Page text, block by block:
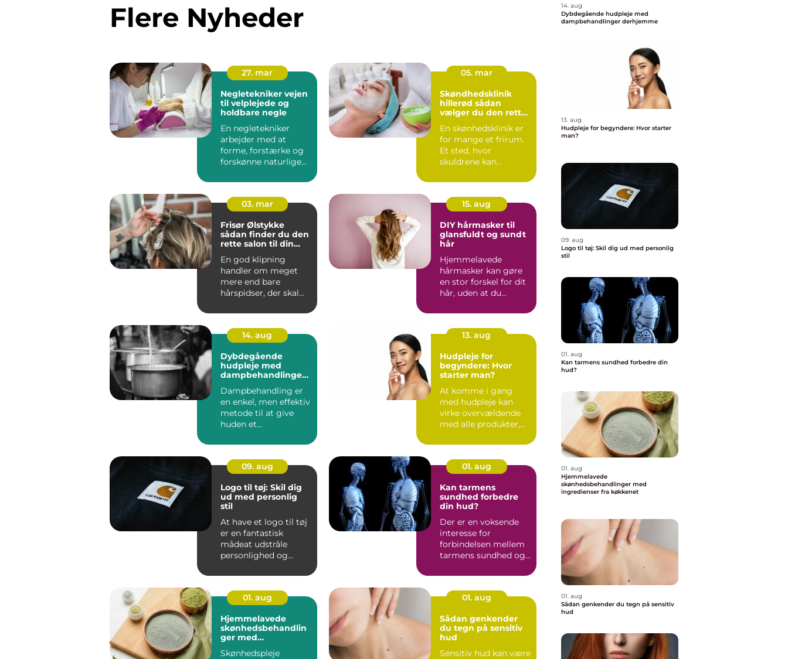
Flere Nyheder
27. mar
Negletekniker vejen
til velplejede og
holdbare negle
En negletekniker
arbejder med at
forme, forstærke og
forskønne naturlige
ikke kun...
05. mar
Skøndhedsklinik
hillerød sådan
vælger du den rette
hud
En skønhedsklinik er
for mange et frirum.
Et sted, hvor
skuldrene kan
faglig opmær...
03. mar
Frisør Ølstykke
sådan finder du den
rette salon til din
En god klipning
handler om meget
mere end bare
hårspidser, der skal
er frisørbesø...
15. aug
DIY hårmasker til
glansfuldt og sundt
hår
Hjemmelavede
hårmasker kan gøre
en stor forskel for dit
hår, uden at du
14. aug
Dybdegående
hudpleje med
dampbehandlinger
Dampbehandling er
en enkel, men effektiv
metode til at give
huden et
–...
13. aug
Hudpleje for
begyndere: Hvor
starter man?
At komme i gang
med hudpleje kan
virke overvældende
med alle produkter,
09. aug
Logo til tøj: Skil dig
ud med personlig
stil
At have et logo til tøj
er en fantastisk
mådeat udstråle
personlighed og
01. aug
Kan tarmens
sundhed forbedre
din hud?
Der er en voksende
interesse for
forbindelsen mellem
tarmens sundhed og
m...
01. aug
Hjemmelavede
skønhedsbehandlin
ger med
køkkenet
Skønhedspleje
01. aug
Sådan genkender
du tegn på sensitiv
hud
Sensitiv hud kan være
14. aug
Dybdegående hudpleje med
dampbehandlinger derhjemme
13. aug
Hudpleje for begyndere: Hvor starter
man?
09. aug
Logo til tøj: Skil dig ud med personlig
stil
01. aug
Kan tarmens sundhed forbedre din
hud?
01. aug
Hjemmelavede
skønhedsbehandlinger med
ingredienser fra køkkenet
01. aug
Sådan genkender du tegn på sensitiv
hud